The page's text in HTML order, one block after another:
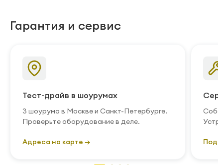
Гарантия и сервис
Тест-драйв в шоурумах
3 шоурума в Москве и Санкт-Петербурге.
Проверьте оборудование в деле.
Адреса на карте →